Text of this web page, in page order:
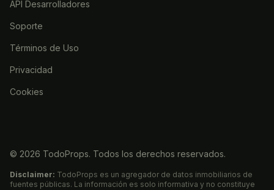
API Desarrolladores
Soporte
Términos de Uso
Privacidad
Cookies
© 2026 TodoProps. Todos los derechos reservados.
Disclaimer: TodoProps es un agregador de datos inmobiliarios de
fuentes públicas. La información es solo informativa y no constituye